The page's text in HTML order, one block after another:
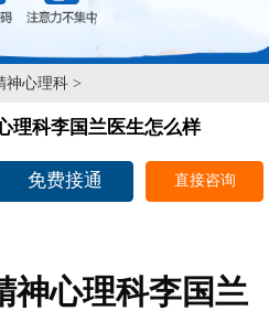
神心理科 >
理科李国兰医生怎么样
免费接通 直接咨询
神心理科李国兰